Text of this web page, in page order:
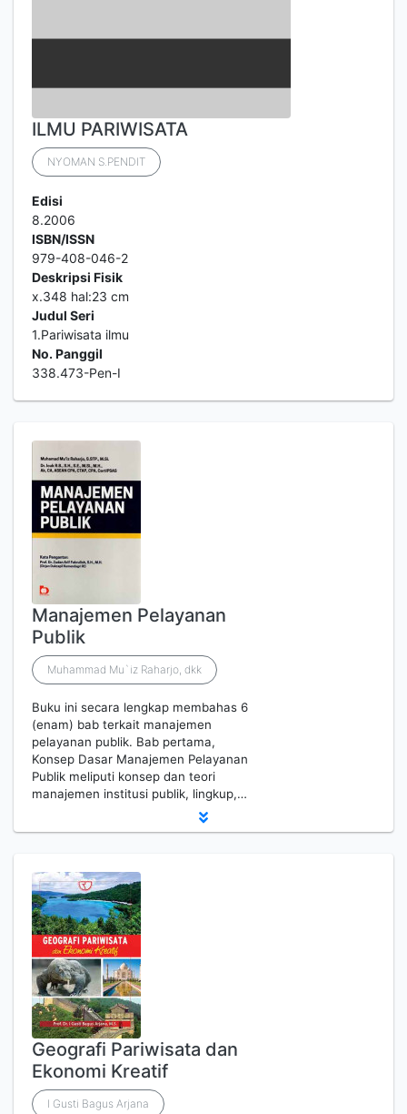
ILMU PARIWISATA
NYOMAN S.PENDIT
Edisi
8.2006
ISBN/ISSN
979-408-046-2
Deskripsi Fisik
x.348 hal:23 cm
Judul Seri
1.Pariwisata ilmu
No. Panggil
338.473-Pen-I
Manajemen Pelayanan
Publik
Muhammad Mu`iz Raharjo, dkk
Buku ini secara lengkap membahas 6
(enam) bab terkait manajemen
pelayanan publik. Bab pertama,
Konsep Dasar Manajemen Pelayanan
Publik meliputi konsep dan teori
manajemen institusi publik, lingkup,…
Geografi Pariwisata dan
Ekonomi Kreatif
I Gusti Bagus Arjana